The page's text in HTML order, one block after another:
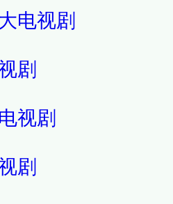
骄女被迫流落异
电视剧
剧
视剧
剧